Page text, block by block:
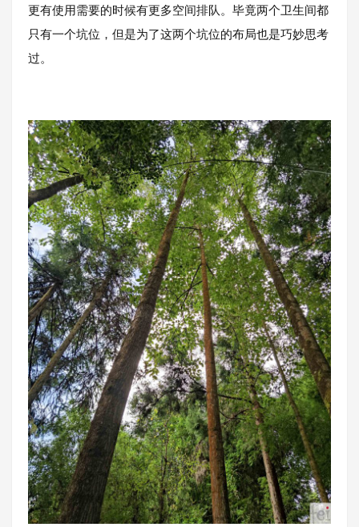
更有使用需要的时候有更多空间排队。毕竟两个卫生间都
只有一个坑位，但是为了这两个坑位的布局也是巧妙思考
过。